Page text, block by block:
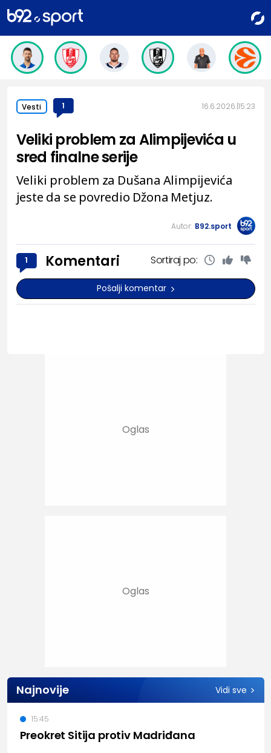
Vesti 1 16.6.2026. 15:23
Veliki problem za Alimpijevića u
sred finalne serije
Veliki problem za Dušana Alimpijevića
jeste da se povredio Džona Metjuz.
Autor: B92.sport
1 Komentari Sortiraj po:
Pošalji komentar
Najnovije Vidi sve
Preokret Sitija protiv Madriđana
15:45